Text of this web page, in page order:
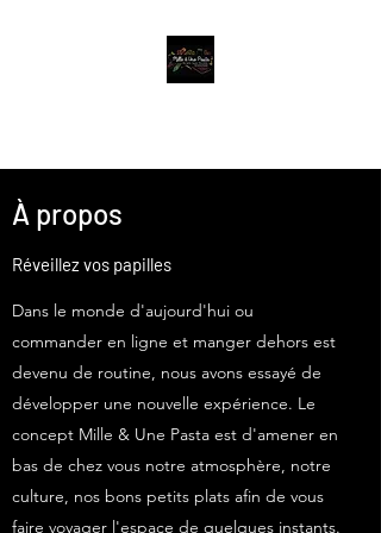
À propos
Réveillez vos papilles
Dans le monde d'aujourd'hui ou
commander en ligne et manger dehors est
devenu de routine, nous avons essayé de
développer une nouvelle expérience. Le
concept Mille & Une Pasta est d'amener en
bas de chez vous notre atmosphère, notre
culture, nos bons petits plats afin de vous
faire voyager l'espace de quelques instants.